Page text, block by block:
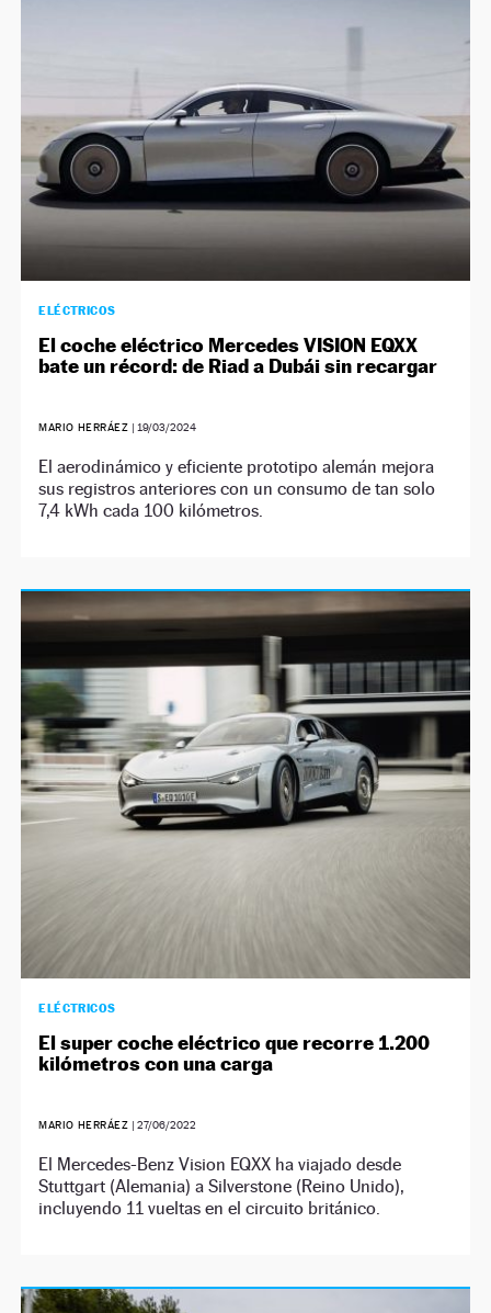
ELÉCTRICOS
El coche eléctrico Mercedes VISION EQXX
bate un récord: de Riad a Dubái sin recargar
MARIO HERRÁEZ | 19/03/2024
El aerodinámico y eficiente prototipo alemán mejora
sus registros anteriores con un consumo de tan solo
7,4 kWh cada 100 kilómetros.
ELÉCTRICOS
El super coche eléctrico que recorre 1.200
kilómetros con una carga
MARIO HERRÁEZ | 27/06/2022
El Mercedes-Benz Vision EQXX ha viajado desde
Stuttgart (Alemania) a Silverstone (Reino Unido),
incluyendo 11 vueltas en el circuito británico.